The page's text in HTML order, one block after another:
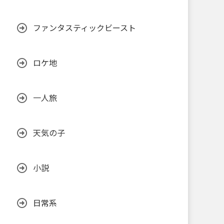
ファンタスティックビースト
ロケ地
一人旅
天気の子
小説
日常系